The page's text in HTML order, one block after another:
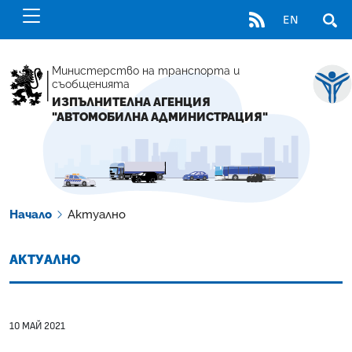
RSS EN
Министерство на транспорта и
съобщенията
ИЗПЪЛНИТЕЛНА АГЕНЦИЯ
"АВТОМОБИЛНА АДМИНИСТРАЦИЯ"
Начало Актуално
АКТУАЛНО
10 МАЙ 2021